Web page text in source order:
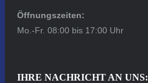
Öffnungszeiten:
Mo.-Fr. 08:00 bis 17:00 Uhr
IHRE NACHRICHT AN UNS: